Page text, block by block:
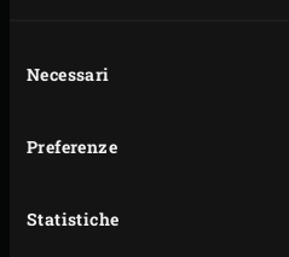
delNecessari
Preferenze
Statistiche
preparazione inizia ad
l’acqua. Mentre l’orzo
dall’EGG, mantecate
con sale e pepe.